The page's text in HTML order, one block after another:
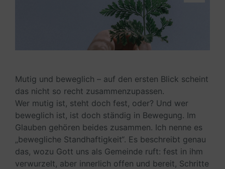
Mutig und beweglich – auf den ersten Blick scheint
das nicht so recht zusammenzupassen.
Wer mutig ist, steht doch fest, oder? Und wer
beweglich ist, ist doch ständig in Bewegung. Im
Glauben gehören beides zusammen. Ich nenne es
„bewegliche Standhaftigkeit“. Es beschreibt genau
das, wozu Gott uns als Gemeinde ruft: fest in ihm
verwurzelt, aber innerlich offen und bereit, Schritte